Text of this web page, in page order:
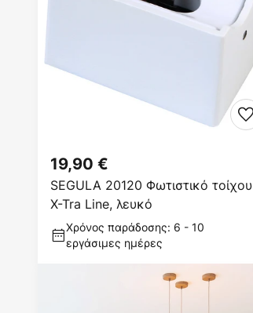
SEGULA 20120 Φωτιστικό τοίχου
X-Tra Line, λευκό
19,90 €
Χρόνος παράδοσης: 6 - 10
εργάσιμες ημέρες